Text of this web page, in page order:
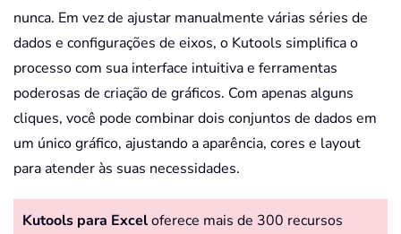
nunca. Em vez de ajustar manualmente várias séries de
dados e configurações de eixos, o Kutools simplifica o
processo com sua interface intuitiva e ferramentas
poderosas de criação de gráficos. Com apenas alguns
cliques, você pode combinar dois conjuntos de dados em
um único gráfico, ajustando a aparência, cores e layout
para atender às suas necessidades.
Kutools para Exceloferece mais de 300 recursos